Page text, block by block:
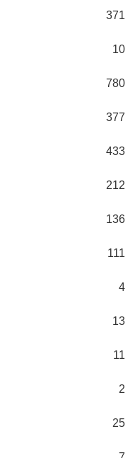
371
10
780
377
433
212
136
111
4
13
11
2
25